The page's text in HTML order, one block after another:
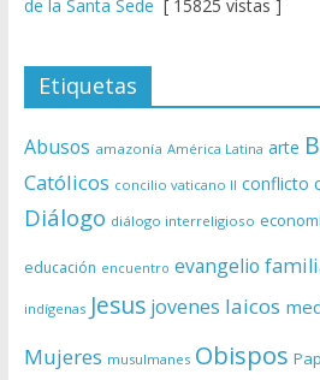
de la Santa Sede [ 15825 vistas ]
Etiquetas
Abusos amazonía América Latina arte
Católicos concilio vaticano II conflicto
Diálogo diálogo interreligioso
educación encuentro evangelio
indígenas Jesus jovenes laicos
Mujeres musulmanes Obispos